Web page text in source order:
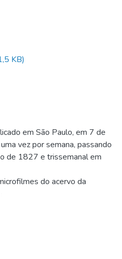
KB)
em São Paulo, em 7 de
vez por semana, passando
de 1827 e trissemanal em
do acervo da